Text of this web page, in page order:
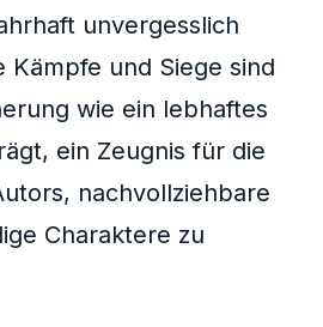
unvergesslich
Kämpfe und Siege sind
wie ein lebhaftes
ein Zeugnis für die
nachvollziehbare
Charaktere zu